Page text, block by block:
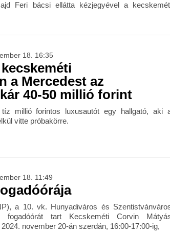
Feri bácsi ellátta kézjegyével a
18. 16:35
a Mercedest az
40-50 millió forint
millió forintos luxusautót egy hallgató, aki
vitte próbakörre.
18. 11:49
a 10. vk. Hunyadiváros és
fogadóórát tart Kecskeméti Corvin
november 20-án szerdán, 16:00-17:00-ig,